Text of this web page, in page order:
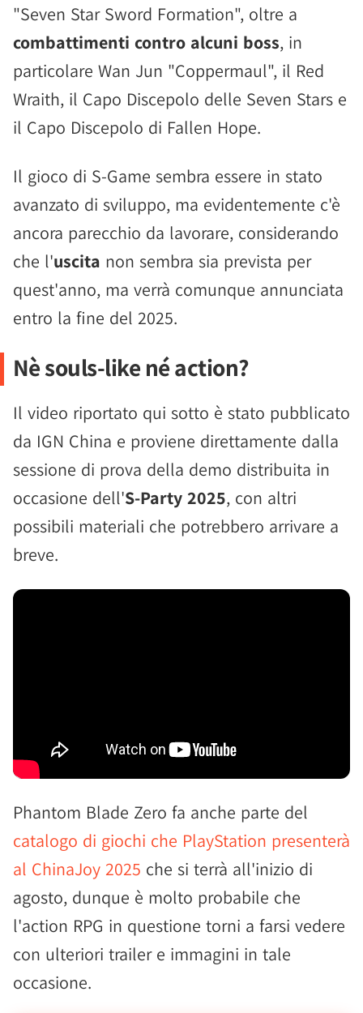
"Seven Star Sword Formation", oltre a
combattimenti contro alcuni boss, in
particolare Wan Jun "Coppermaul", il Red
Wraith, il Capo Discepolo delle Seven Stars e
il Capo Discepolo di Fallen Hope.
Il gioco di S-Game sembra essere in stato
avanzato di sviluppo, ma evidentemente c'è
ancora parecchio da lavorare, considerando
che l'uscita non sembra sia prevista per
quest'anno, ma verrà comunque annunciata
entro la fine del 2025.
Nè souls-like né action?
Il video riportato qui sotto è stato pubblicato
da IGN China e proviene direttamente dalla
sessione di prova della demo distribuita in
occasione dell'S-Party 2025, con altri
possibili materiali che potrebbero arrivare a
breve.
Phantom Blade Zero fa anche parte del
catalogo di giochi che PlayStation presenterà
al ChinaJoy 2025 che si terrà all'inizio di
agosto, dunque è molto probabile che
l'action RPG in questione torni a farsi vedere
con ulteriori trailer e immagini in tale
occasione.